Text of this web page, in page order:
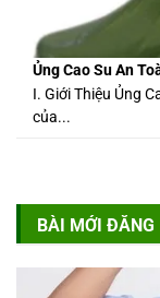
Ủng Cao Su An
I. Giới Thiệu Ủng
của...
BÀI MỚI ĐĂNG